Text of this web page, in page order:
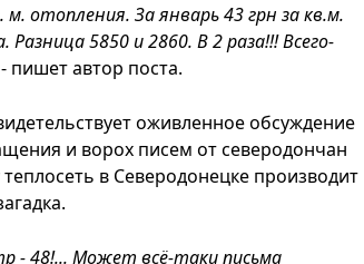
отопления. За январь 43 грн за кв.м.
5850 и 2860. В 2 раза!!! Всего-
пишет автор поста.
оживленное обсуждение
и ворох писем от северодончан
в Северодонецке производит
- 48!... Может всё-таки письма